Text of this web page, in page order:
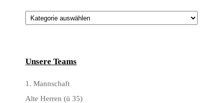
Kategorien
Unsere Teams
1. Mannschaft
Alte Herren (ü 35)